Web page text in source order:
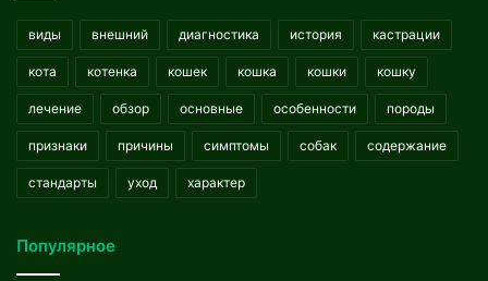
виды внешний диагностика история кастрации
кота котенка кошек кошка кошки кошку
лечение обзор основные особенности породы
признаки причины симптомы собак содержание
стандарты уход характер
Популярное